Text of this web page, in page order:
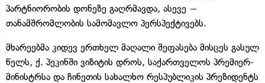
პარტნიორობის დონეზე გაღრმავდა, ასევე −
თანამშრომლობის სამომავლო პერსპექტივებს.
მხარეებმა კიდევ ერთხელ მაღალი შეფასება მისცეს გასულ
წელს, ქ. პეკინში ვიზიტის დროს, საქართველოს პრემიერ-
მინისტრსა და ჩინეთის სახალხო რესპუბლიკის პრეზიდენტს